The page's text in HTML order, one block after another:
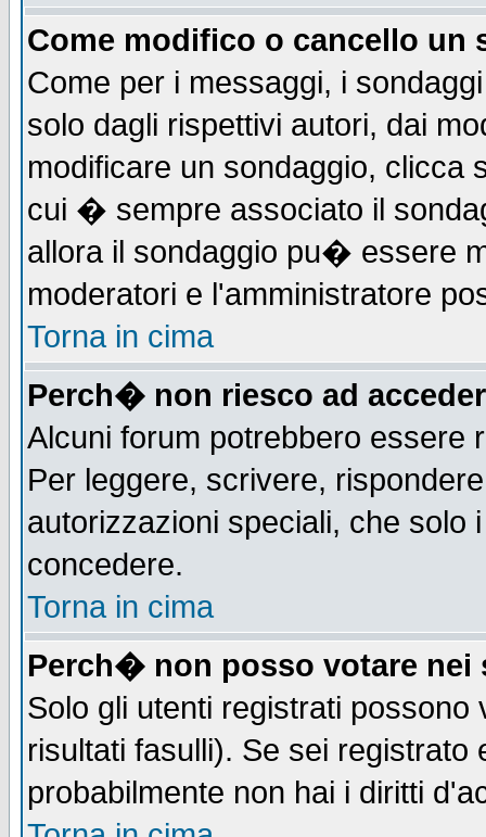
Come modifico o cancello un
Come per i messaggi, i
solo dagli rispettivi autori, dai
modificare un sondaggio, clicca
cui � sempre associato il
allora il sondaggio pu� essere
moderatori e l'amministratore
Torna in cima
Perch� non riesco ad
Alcuni forum potrebbero essere
Per leggere, scrivere,
autorizzazioni speciali, che solo
concedere.
Torna in cima
Perch� non posso votare nei
Solo gli utenti registrati
risultati fasulli). Se sei
probabilmente non hai i diritti